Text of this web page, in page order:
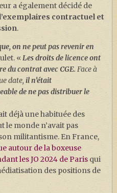
a également décidé de
contractuel et
.
on ne peut pas revenir en
«Les droits de licence ont
du contratavec CGE. Face à
date, il n’était
de ne pas distribuer le
déjà une habituée des
le monde n’avait pas
militantisme. En France,
autour de la boxeuse
les JO 2024 de Parisqui
des positions de